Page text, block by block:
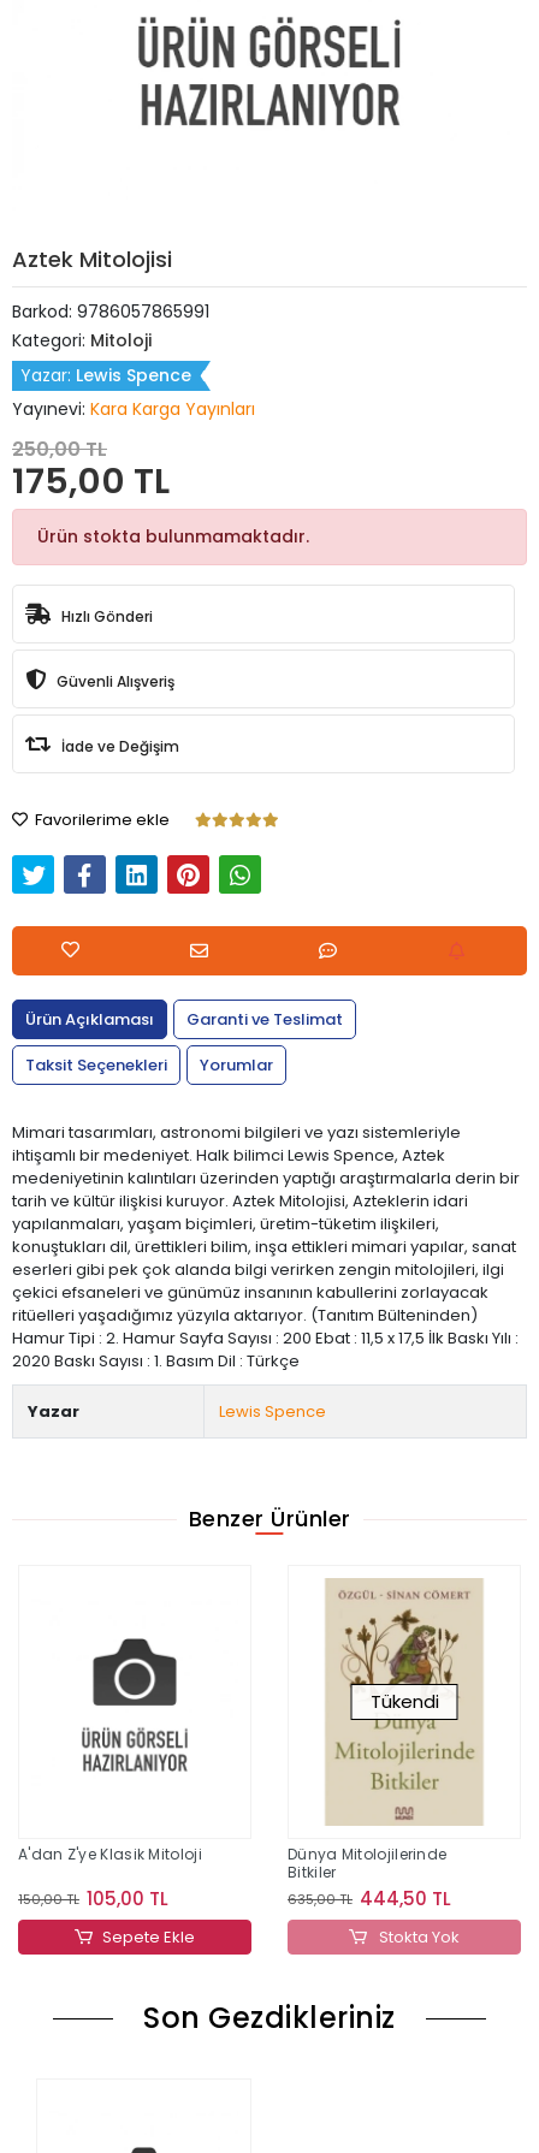
Aztek Mitolojisi
Barkod: 9786057865991
Kategori: Mitoloji
Yazar: Lewis Spence
Yayınevi: Kara Karga Yayınları
250,00 TL
175,00 TL
Ürün stokta bulunmamaktadır.
Hızlı Gönderi
Güvenli Alışveriş
İade ve Değişim
Favorilerime ekle
Ürün Açıklaması
Garanti ve Teslimat
Taksit Seçenekleri
Yorumlar
Mimari tasarımları, astronomi bilgileri ve yazı sistemleriyle
ihtişamlı bir medeniyet. Halk bilimci Lewis Spence, Aztek
medeniyetinin kalıntıları üzerinden yaptığı araştırmalarla derin bir
tarih ve kültür ilişkisi kuruyor. Aztek Mitolojisi, Azteklerin idari
yapılanmaları, yaşam biçimleri, üretim-tüketim ilişkileri,
konuştukları dil, ürettikleri bilim, inşa ettikleri mimari yapılar, sanat
eserleri gibi pek çok alanda bilgi verirken zengin mitolojileri, ilgi
çekici efsaneleri ve günümüz insanının kabullerini zorlayacak
ritüelleri yaşadığımız yüzyıla aktarıyor. (Tanıtım Bülteninden)
Hamur Tipi : 2. Hamur Sayfa Sayısı : 200 Ebat : 11,5 x 17,5 İlk Baskı Yılı :
2020 Baskı Sayısı : 1. Basım Dil : Türkçe
Yazar Lewis Spence
Benzer Ürünler
A'dan Z'ye Klasik Mitoloji
150,00 TL 105,00 TL
Sepete Ekle
Tükendi
Dünya Mitolojilerinde
Bitkiler
635,00 TL 444,50 TL
Stokta Yok
Son Gezdikleriniz